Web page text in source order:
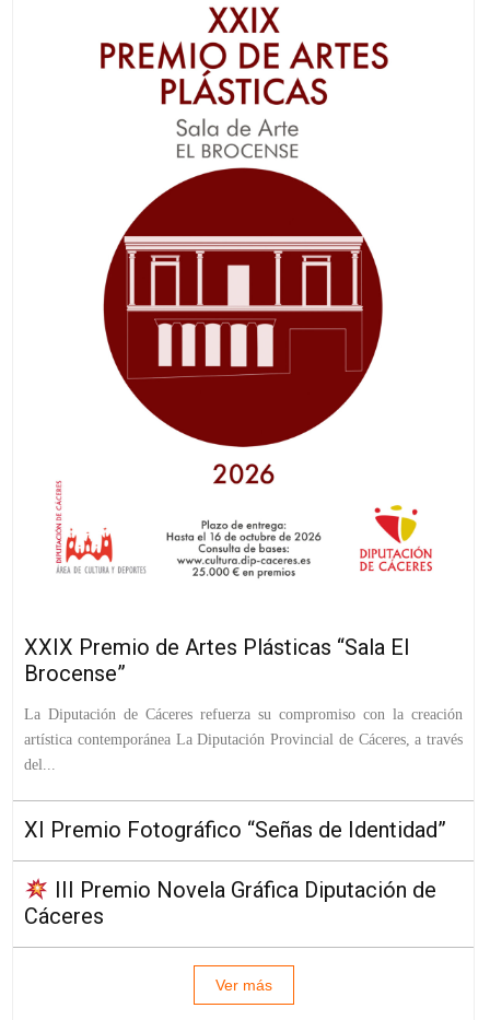
XXIX Premio de Artes Plásticas “Sala El
Brocense”
La Diputación de Cáceres refuerza su compromiso con la creación
artística contemporánea La Diputación Provincial de Cáceres, a través
del...
XI Premio Fotográfico “Señas de Identidad”
III Premio Novela Gráfica Diputación de
Cáceres
Ver más